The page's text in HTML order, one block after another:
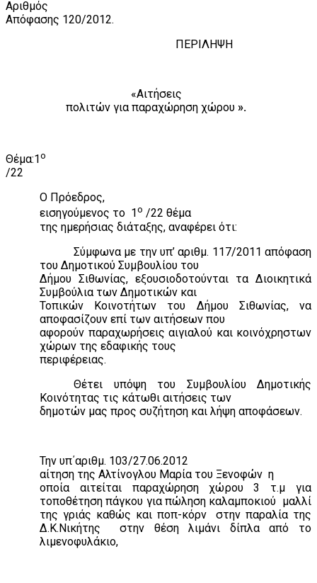
Αριθμός
Απόφασης 120/2012.
ΠΕΡΙΛΗΨΗ
«Αιτήσεις
πολιτών για παραχώρηση χώρου».
Θέμα:1 ο
/22
Ο Πρόεδρος,
εισηγούμενος το 1 ο /22 θέμα
της ημερήσιας διάταξης, αναφέρει ότι:
Σύμφωνα με την υπ’ αριθμ. 117/2011 απόφαση
του Δημοτικού Συμβουλίου του
Δήμου Σιθωνίας, εξουσιοδοτούνται τα Διοικητικά
Συμβούλια των Δημοτικών και
Τοπικών Κοινοτήτων του Δήμου Σιθωνίας, να
αποφασίζουν επί των αιτήσεων που
αφορούν παραχωρήσεις αιγιαλού και κοινόχρηστων
χώρων της εδαφικής τους
περιφέρειας.
Θέτει υπόψη του Συμβουλίου Δημοτικής
Κοινότητας τις κάτωθι αιτήσεις των
δημοτών μας προς συζήτηση και λήψη αποφάσεων.
Την υπ΄αριθμ. 103/27.06.2012
αίτηση της Αλτίνογλου Μαρία του Ξενοφών η
οποία αιτείται παραχώρηση χώρου 3 τ.μ για
τοποθέτηση πάγκου για πώληση καλαμποκιού μαλλί
της γριάς καθώς και ποπ-κόρν
στην παραλία της
Δ.Κ.Νικήτης
στην θέση λιμάνι δίπλα από το
λιμενοφυλάκιο,